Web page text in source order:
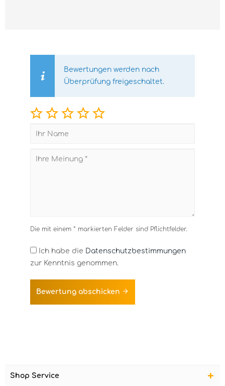
Bewertungen werden nach
Überprüfung freigeschaltet.
Die mit einem * markierten Felder sind Pflichtfelder.
Ich habe die Datenschutzbestimmungen
zur Kenntnis genommen.
Bewertung abschicken
Shop Service